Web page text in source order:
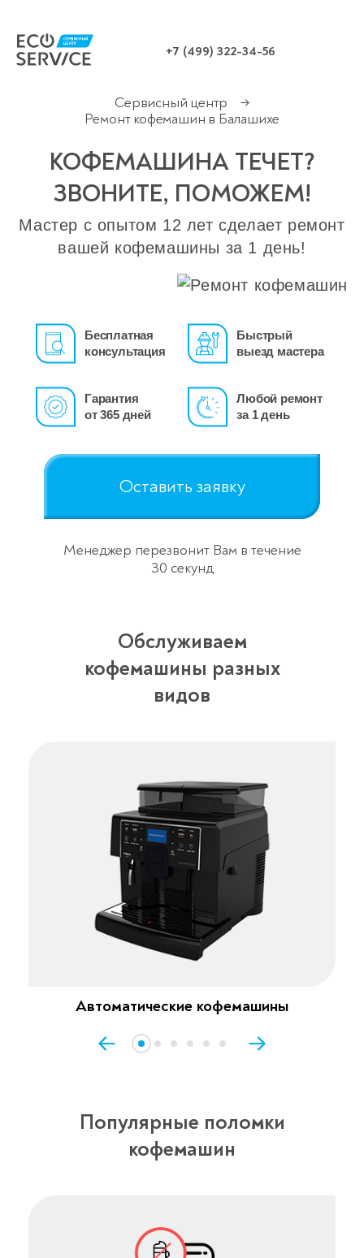
+7 (499) 322-34-56
Сервисный центр
→
Ремонт кофемашин в Балашихе
КОФЕМАШИНА ТЕЧЕТ?
ЗВОНИТЕ, ПОМОЖЕМ!
Мастер с опытом 12 лет сделает ремонт
вашей кофемашины за 1 день!
Бесплатная
консультация
Быстрый
выезд мастера
Гарантия
от 365 дней
Любой ремонт
за 1 день
Оставить заявку
Менеджер перезвонит Вам в течение
30 секунд
Обслуживаем
кофемашины разных
видов
Автоматические кофемашины
Популярные поломки
кофемашин